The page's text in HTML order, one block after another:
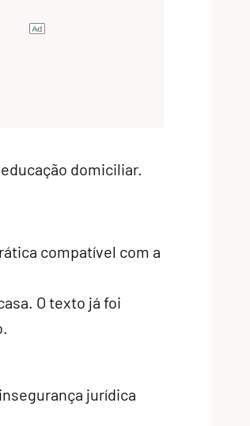
domiciliar.
compatível com a
O texto já foi
jurídica